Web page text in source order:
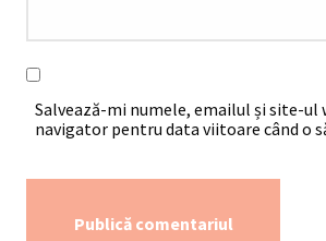
Salvează-mi numele, emailul și site-ul
navigator pentru data viitoare când o